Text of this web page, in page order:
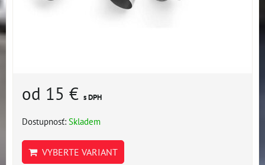
od 15 € s DPH
Dostupnosť: Skladem
VYBERTE VARIANT